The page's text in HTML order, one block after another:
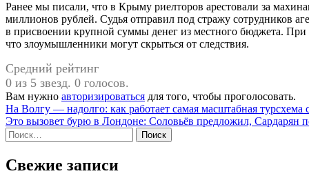
Ранее мы писали, что в Крыму риелторов арестовали за
миллионов рублей. Судья отправил под стражу сотрудников
в присвоении крупной суммы денег из местного бюджета. При
что злоумышленники могут скрыться от следствия.
Средний рейтинг
0 из 5 звезд. 0 голосов.
Вам нужно авторизироваться для того, чтобы проголосовать.
Навигация
по
записям
На Волгу — надолго: как работает самая масштабная турсхема
Это вызовет бурю в Лондоне: Соловьёв предложил, Сардарян
Найти:
Свежие записи